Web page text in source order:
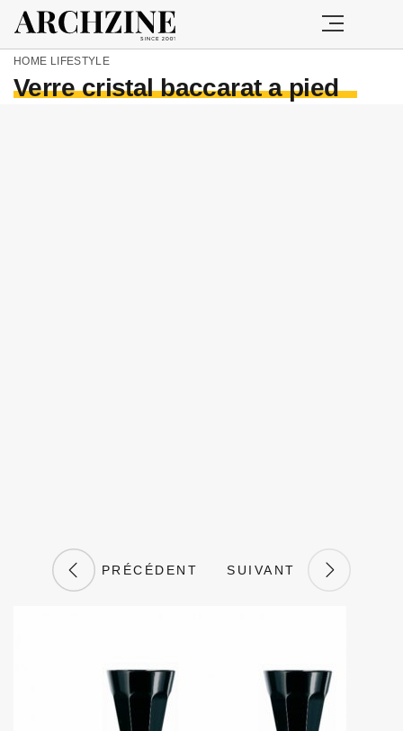
HOME LIFESTYLE
Verre cristal baccarat a pied
PRÉCÉDENT SUIVANT